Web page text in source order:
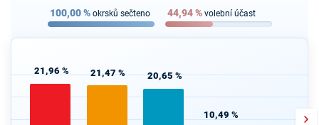
100,00% okrsků sečteno 44,94% volební účast
21,96 % 21,47 % 20,65 %
10,49 %